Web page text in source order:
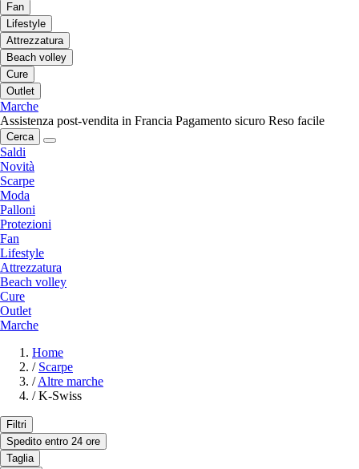
Fan
Lifestyle
Attrezzatura
Beach volley
Cure
Outlet
Marche
Assistenza post-vendita in Francia Pagamento sicuro Reso facile
Cerca
Saldi
Novità
Scarpe
Moda
Palloni
Protezioni
Fan
Lifestyle
Attrezzatura
Beach volley
Cure
Outlet
Marche
Home
/ Scarpe
/Altre marche
/ K-Swiss
Filtri
Spedito entro 24 ore
Taglia